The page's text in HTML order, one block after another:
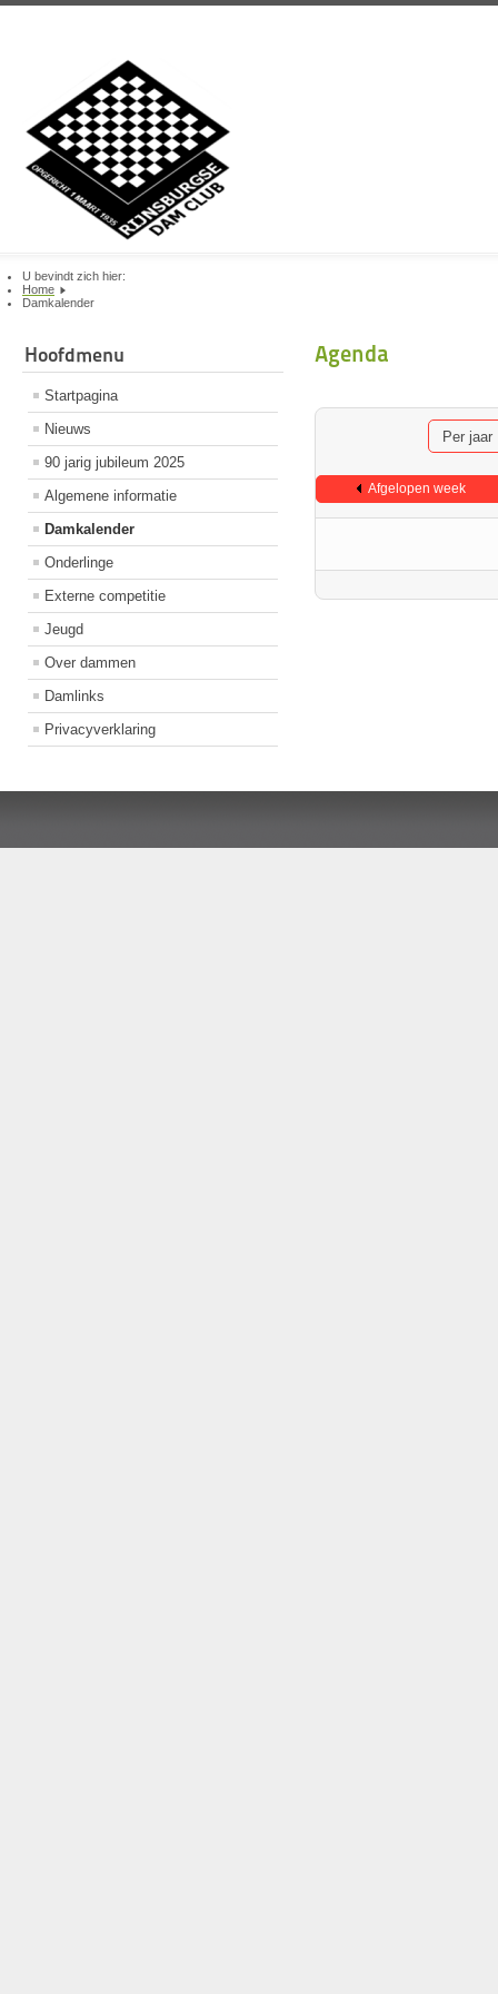
U bevindt zich hier:
Home
Damkalender
Hoofdmenu
Startpagina
Nieuws
90 jarig jubileum 2025
Algemene informatie
Damkalender
Onderlinge
Externe competitie
Jeugd
Over dammen
Damlinks
Privacyverklaring
Agenda
Per jaar
Afgelopen week